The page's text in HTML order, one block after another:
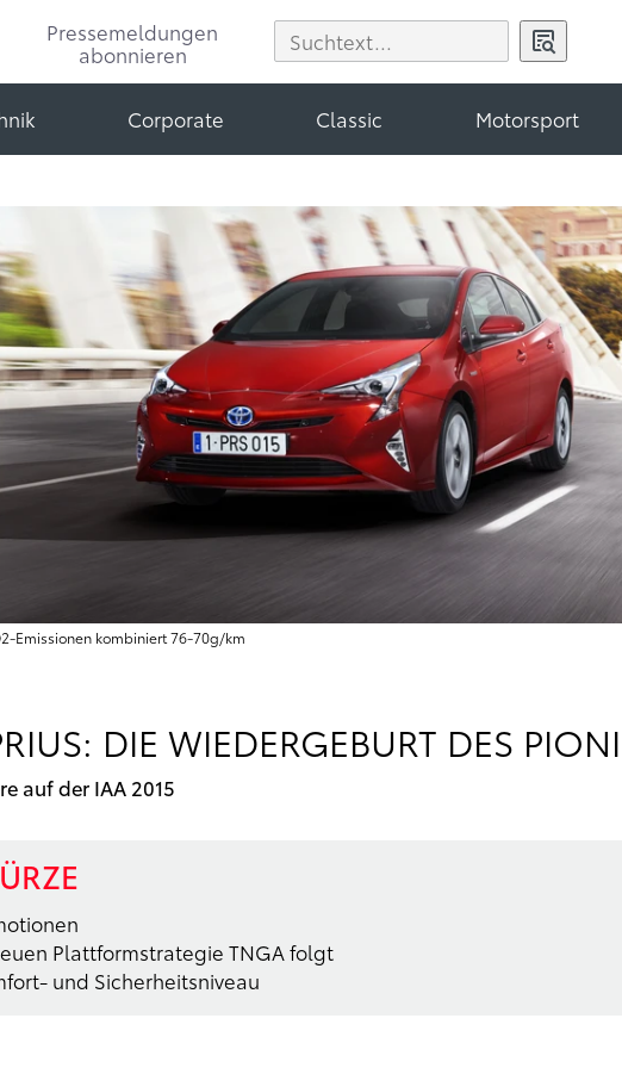
Pressemeldungen
abonnieren
Corporate Classic Motorsport
kombiniert 76‑70g/km
DIE WIEDERGEBURT DES
auf der IAA 2015
Plattformstrategie TNGA folgt
und Sicherheitsniveau